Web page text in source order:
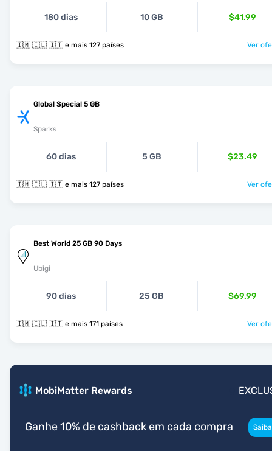
180 dias 10 GB $41.99
🇮🇲 🇮🇱 🇮🇹 e mais 127 países Ver
Global Special 5 GB
Sparks
60 dias 5 GB $23.49
🇮🇲 🇮🇱 🇮🇹 e mais 127 países Ver
Best World 25 GB 90 Days
Ubigi
90 dias 25 GB $69.99
🇮🇲 🇮🇱 🇮🇹 e mais 171 países Ver
MobiMatter Rewards
Ganhe 10% de cashback em cada compra